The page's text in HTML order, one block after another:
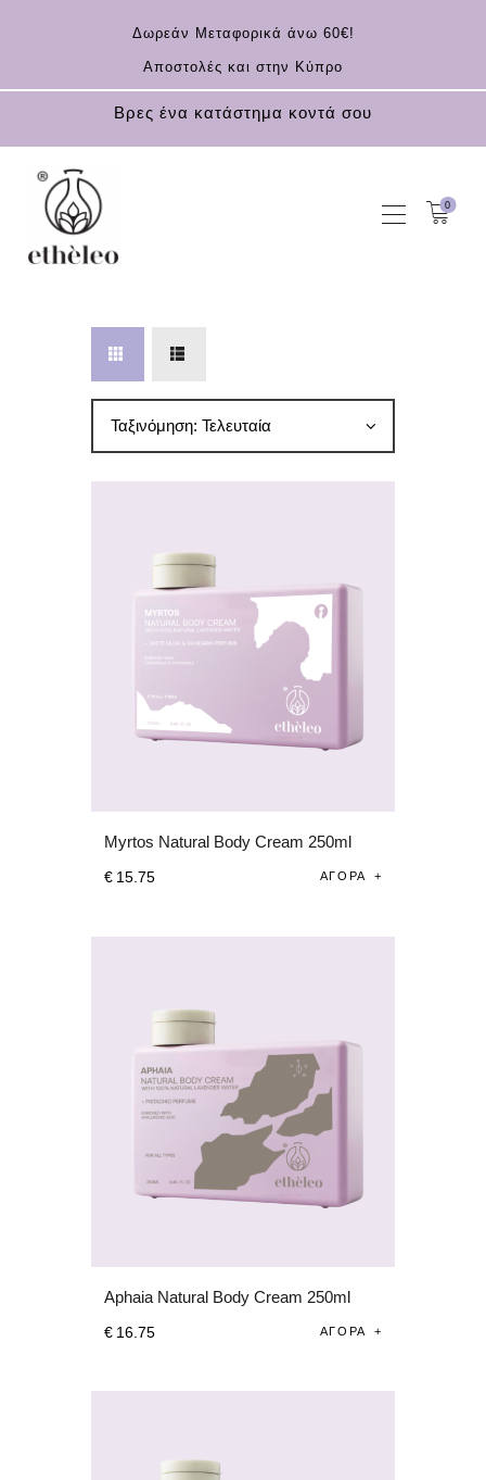
Δωρεάν Μεταφορικά άνω 60€!
Αποστολές και στην Κύπρο
Βρες ένα κατάστημα κοντά σου
0
ΑΡΧΙΚΗ
ΚΑΛΛΥΝΤΙΚΆ
ΑΝΤΗΛΙΑΚΆ
ΕΠΙΚΟΙΝΩΝΙΑ
Myrtos Natural Body Cream 250ml
€ 15.75 ΑΓΟΡΆ
Aphaia Natural Body Cream 250ml
€ 16 .75 ΑΓΟΡΆ